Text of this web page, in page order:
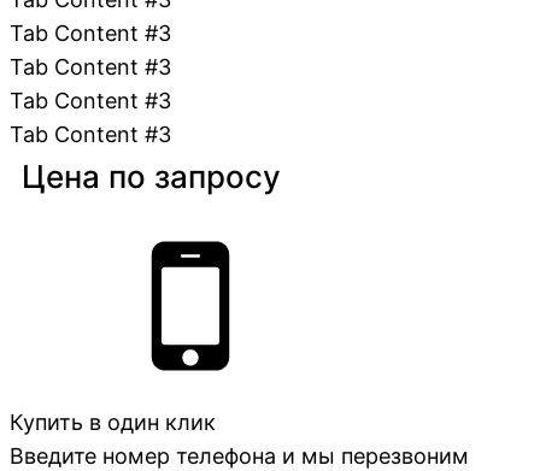
Tab Content #3
Tab Content #3
Tab Content #3
Tab Content #3
Цена по запросу
Купить в один клик
Введите номер телефона и мы перезвоним